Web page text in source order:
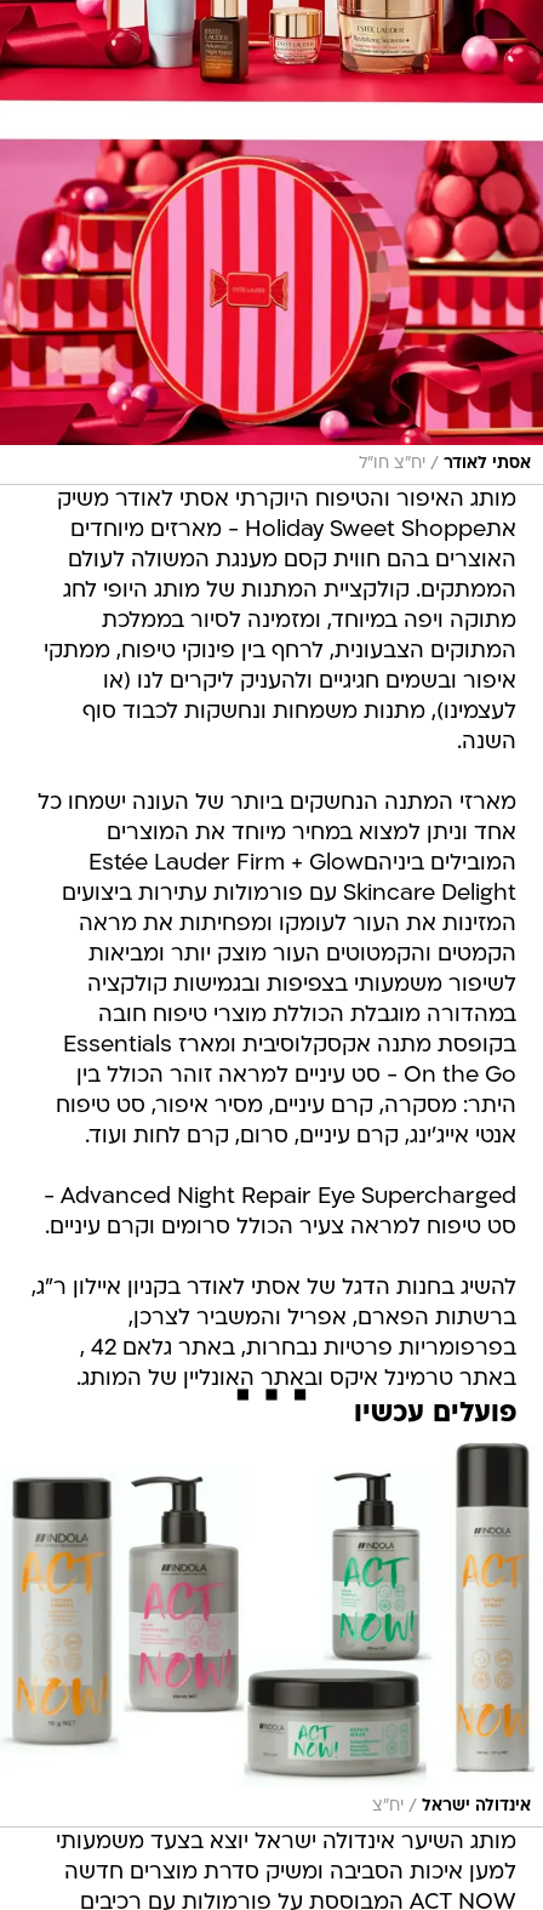
אסתי לאודר / יח"צ חו"ל
מותג האיפור והטיפוח היוקרתי אסתי לאודר משיק
אתHoliday Sweet Shoppe - מארזים מיוחדים
האוצרים בהם חווית קסם מענגת המשולה לעולם
הממתקים. קולקציית המתנות של מותג היופי לחג
מתוקה ויפה במיוחד, ומזמינה לסיור בממלכת
המתוקים הצבעונית, לרחף בין פינוקי טיפוח, ממתקי
איפור ובשמים חגיגיים ולהעניק ליקרים לנו (או
לעצמינו), מתנות משמחות ונחשקות לכבוד סוף
השנה.
מארזי המתנה הנחשקים ביותר של העונה ישמחו כל
אחד וניתן למצוא במחיר מיוחד את המוצרים
המובילים ביניהםEstée Lauder Firm + Glow
Skincare Delight עם פורמולות עתירות ביצועים
המזינות את העור לעומקו ומפחיתות את מראה
הקמטים והקמטוטים העור מוצק יותר ומביאות
לשיפור משמעותי בצפיפות ובגמישות קולקציה
במהדורה מוגבלת הכוללת מוצרי טיפוח חובה
בקופסת מתנה אקסקלוסיבית ומארז Essentials
On the Go - סט עיניים למראה זוהר הכולל בין
היתר: מסקרה, קרם עיניים, מסיר איפור, סט טיפוח
אנטי אייג'ינג, קרם עיניים, סרום, קרם לחות ועוד.
Advanced Night Repair Eye Supercharged -
סט טיפוח למראה צעיר הכולל סרומים וקרם עיניים.
להשיג בחנות הדגל של אסתי לאודר בקניון איילון ר"ג,
ברשתות הפארם, אפריל והמשביר לצרכן,
בפרפומריות פרטיות נבחרות, באתר גלאם 42 ,
באתר טרמינל איקס ובאתר האונליין של המותג.
פועלים עכשיו
אינדולה ישראל / יח"צ
מותג השיער אינדולה ישראל יוצא בצעד משמעותי
למען איכות הסביבה ומשיק סדרת מוצרים חדשה
ACT NOW המבוססת על פורמולות עם רכיבים